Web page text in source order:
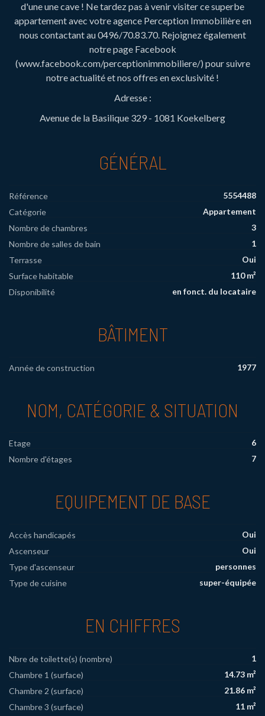
d'une une cave ! Ne tardez pas à venir visiter ce superbe
appartement avec votre agence Perception Immobilière en
nous contactant au 0496/70.83.70. Rejoignez également
notre page Facebook
(www.facebook.com/perceptionimmobiliere/) pour suivre
notre actualité et nos offres en exclusivité !
Adresse :
Avenue de la Basilique 329 - 1081 Koekelberg
GÉNÉRAL
Référence
5554488
Catégorie
Appartement
Nombre de chambres
3
Nombre de salles de bain
1
Terrasse
Oui
Surface habitable
110 m²
Disponibilité
en fonct. du locataire
BÂTIMENT
Année de construction 1977
NOM, CATÉGORIE & SITUATION
Etage
6
Nombre d'étages
7
EQUIPEMENT DE BASE
Accès handicapés
Oui
Ascenseur
Oui
Type d'ascenseur
personnes
Type de cuisine
super-équipée
EN CHIFFRES
Nbre de toilette(s) (nombre)
1
Chambre 1 (surface)
14.73 m²
Chambre 2 (surface)
21.86 m²
Chambre 3 (surface)
11 m²